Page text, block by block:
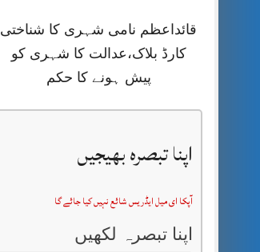
قائداعظم نامی شہری کا شناختی
کارڈ بلاک،عدالت کا شہری کو
پیش ہونے کا حکم
اپنا تبصرہ بھیجیں
آپکا ای میل ایڈریس شائع نہیں کیا جائے گا
اپنا تبصرہ لکھیں